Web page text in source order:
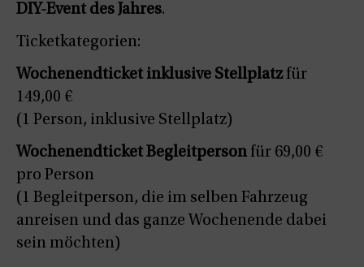
DIY-Event des Jahres.
Ticketkategorien:
Wochenendticket inklusive Stellplatzfür
149,00 €
(1 Person, inklusive Stellplatz)
Wochenendticket Begleitperson für 69,00 €
pro Person
(1 Begleitperson, die im selben Fahrzeug
anreisen und das ganze Wochenende dabei
sein möchten)